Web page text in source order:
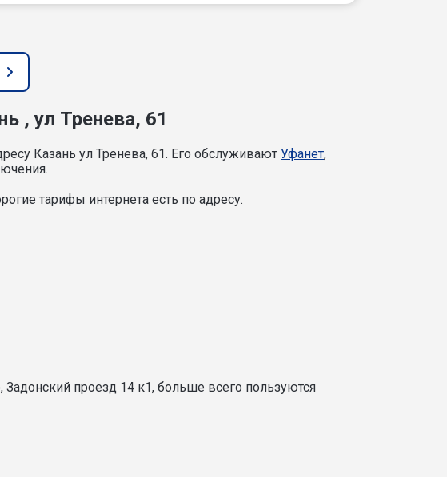
, ул Тренева, 61
Казань ул Тренева, 61. Его обслуживают Уфанет,
тарифы интернета есть по адресу.
Задонский проезд 14 к1, больше всего пользуются